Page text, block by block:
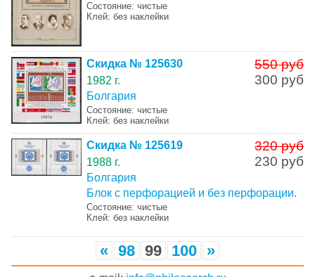
Состояние: чистые
Клей: без наклейки
550 руб
300 руб
Скидка № 125630
1982 г.
Болгария
Состояние: чистые
Клей: без наклейки
320 руб
230 руб
Скидка № 125619
1988 г.
Болгария
Блок с перфорацией и без перфорации.
Состояние: чистые
Клей: без наклейки
« 98 99 100 »